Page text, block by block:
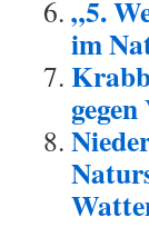
„5.
im